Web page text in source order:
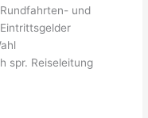
und
spr. Reiseleitung